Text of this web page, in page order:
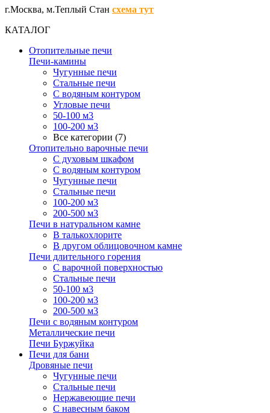
г.Москва, м.Теплый Стан схема тут
КАТАЛОГ
Отопительные печи
Печи-камины
Чугунные печи
Стальные печи
С водяным контуром
Угловые печи
50-100 м3
100-200 м3
Все категории (7)
Отопительно варочные печи
С духовым шкафом
С водяным контуром
Чугунные печи
Стальные печи
100-200 м3
200-500 м3
Печи в натуральном камне
В талькохлорите
В другом облицовочном камне
Печи длительного горения
С варочной поверхностью
Стальные печи
50-100 м3
100-200 м3
200-500 м3
Печи с водяным контуром
Металлические печи
Печи Буржуйка
Печи для бани
Дровяные печи
Чугунные печи
Стальные печи
Нержавеющие печи
С навесным баком